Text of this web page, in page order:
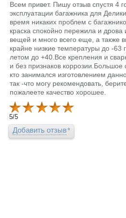
Всем привет. Пишу отзыв спустя 4
эксплуатации багажника для
время никаких проблем с
краска спокойно пережила и дрова
вещей и много всего еще, а также
крайне низкие температуры до -63
летом до +40.Все крепления и
и без признаков коррозии.Большое
кто занимался изготовлением
так -что могу рекомендовать,
пожалеете качество хорошее.
5/5
Добавить отзыв